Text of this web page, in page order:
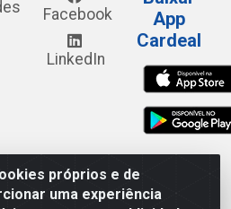
próprios e de
uma experiência
Facebook
LinkedIn
App
Cardeal
Alto do Moura, 582 - Alto
PE - CEP 55.040-120 - CNPJ